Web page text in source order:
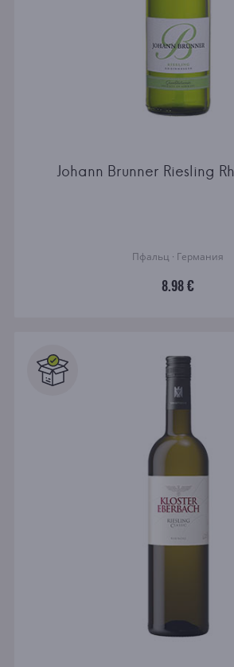
Johann Brunner Riesling
Пфальц · Германия
8.98 €